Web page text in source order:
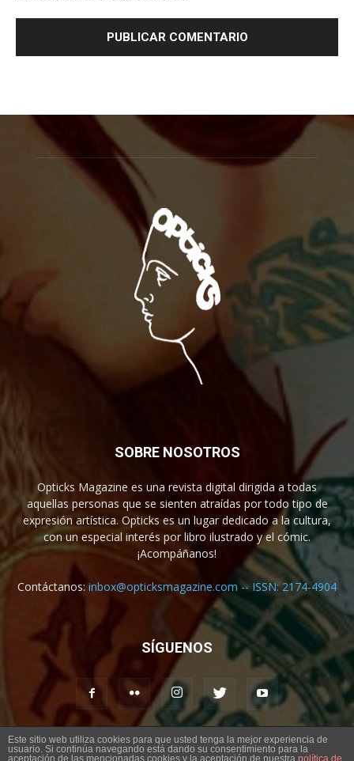
SOBRE NOSOTROS
Opticks Magazine es una revista digital dirigida a todas
aquellas personas que se sienten atraídas por todo tipo de
expresión artística. Opticks es un lugar dedicado a la cultura,
con un especial interés por libro ilustrado y el cómic.
¡Acompáñanos!
Contáctanos:inbox@opticksmagazine.com -- ISSN: 2174-4904
SÍGUENOS
Aviso legal Contacto
Este sitio web utiliza cookies para que usted tenga la mejor experiencia de
usuario. Si continúa navegando está dando su consentimiento para la
aceptación de las mencionadas cookies y la aceptación de nuestra política de